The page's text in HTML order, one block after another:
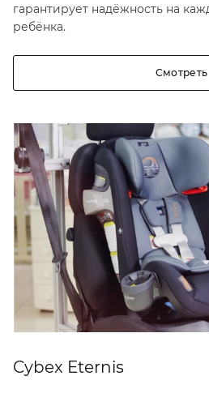
гарантирует надёжность на
ребёнка.
Смотреть
Cybex Eternis